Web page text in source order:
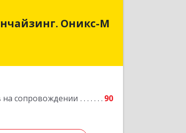
Оникс-М
на сопровождении 90
обл, Сафоновский
г, Революционная ул,